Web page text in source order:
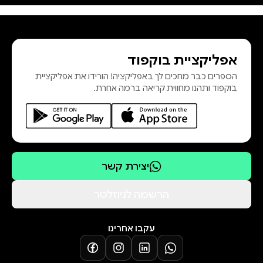
אפליקציית בוקפוד
הספרים כבר מחכים לך באפליקציה! הורידו את אפליקציית
בוקפוד ותהנו מחווית קריאה ברמה אחרת.
יצירת קשר
עקבו אחרינו